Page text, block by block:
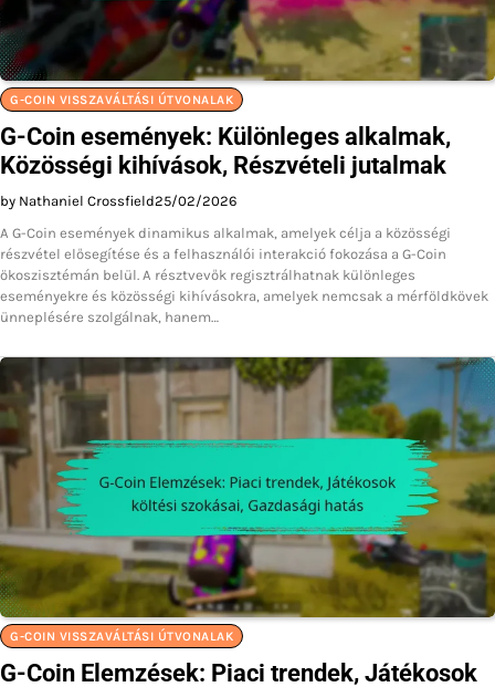
G-COIN VISSZAVÁLTÁSI ÚTVONALAK
G-Coin események: Különleges alkalmak,
Közösségi kihívások, Részvételi jutalmak
by Nathaniel Crossfield25/02/2026
A G-Coin események dinamikus alkalmak, amelyek célja a közösségi
részvétel elősegítése és a felhasználói interakció fokozása a G-Coin
ökoszisztémán belül. A résztvevők regisztrálhatnak különleges
eseményekre és közösségi kihívásokra, amelyek nemcsak a mérföldkövek
ünneplésére szolgálnak, hanem…
G-COIN VISSZAVÁLTÁSI ÚTVONALAK
G-Coin Elemzések: Piaci trendek, Játékosok